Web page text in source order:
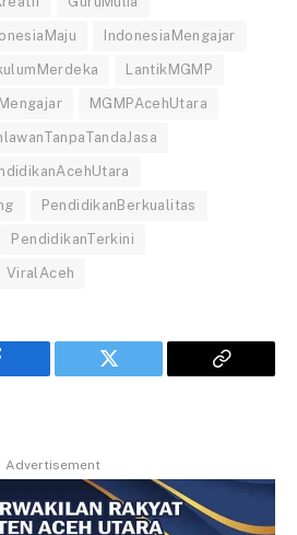
IndonesiaMengajar
LantikMGMP
MGMPAcehUtara
PendidikanBerkualitas
PendidikanTerkini
ViralAceh
Twitter
Copy
Advertisement